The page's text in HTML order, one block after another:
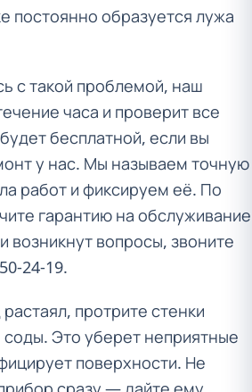
постоянно образуется лужа
с такой проблемой, наш
часа и проверит все
бесплатной, если вы
у нас. Мы называем точную
работ и фиксируем её. По
гарантию на обслуживание
возникнут вопросы, звоните
24-19.
протрите стенки
Это уберет неприятные
поверхности. Не